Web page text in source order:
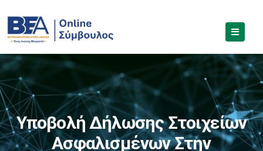
Υποβολή Δήλωσης Στοιχείων
Ασφαλισμένων Στην